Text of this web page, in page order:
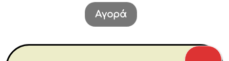
Αγορά